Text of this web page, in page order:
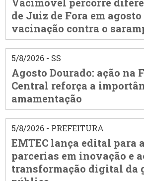
de Juiz de Fora em
vacinação contra o
5/8/2026 - SS
Agosto Dourado: ação na
Central reforça a
amamentação
5/8/2026 - PREFEITURA
EMTEC lança edital para
parcerias em inovação e
transformação digital da